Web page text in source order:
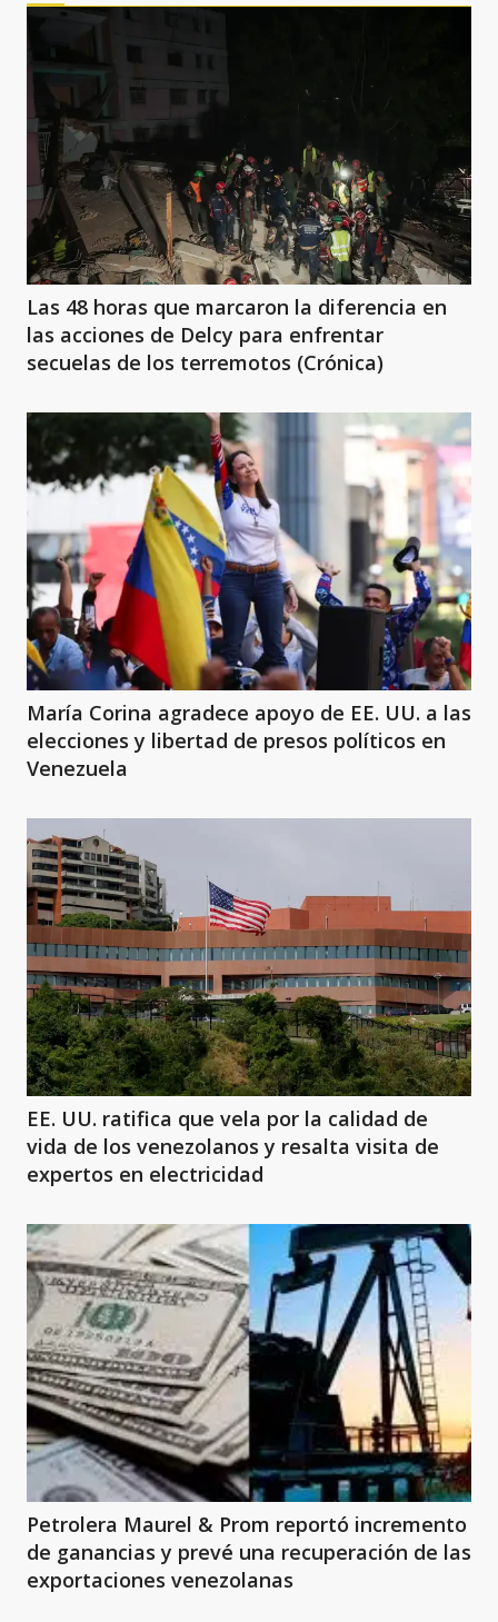
Las 48 horas que marcaron la diferencia en
las acciones de Delcy para enfrentar
secuelas de los terremotos (Crónica)
María Corina agradece apoyo de EE. UU. a las
elecciones y libertad de presos políticos en
Venezuela
EE. UU. ratifica que vela por la calidad de
vida de los venezolanos y resalta visita de
expertos en electricidad
Petrolera Maurel & Prom reportó incremento
de ganancias y prevé una recuperación de las
exportaciones venezolanas